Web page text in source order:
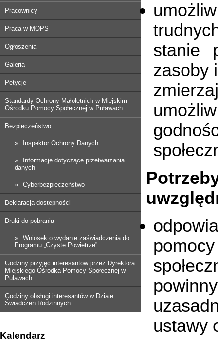
stanie
zasoby
ustawy
Pracownicy
Praca w MOPS
Ogłoszenia
Galeria
Petycje
Standardy Ochrony Małoletnich w Miejskim
Ośrodku Pomocy Społecznej w Puławach
Bezpieczeństwo
Inspektor Ochrony Danych
Informacje dotyczące przetwarzania
danych
Cyberbezpieczeństwo
Deklaracja dostepności
Druki do pobrania
Wniosek o wydanie zaświadczenia do
Programu „Czyste Powietrze”
Godziny przyjęć interesantów przez Dyrektora
Miejskiego Ośrodka Pomocy Społecznej w
Puławach
Godziny obsługi interesantów w Dziale
Świadczeń Rodzinnych
Kalendarz